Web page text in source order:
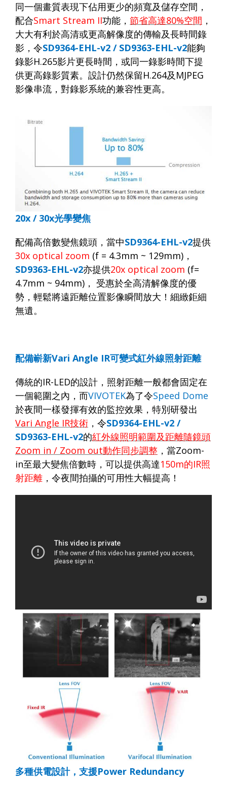
同一個畫質表現下佔用更少的頻寬及儲存空間，
配合Smart Stream II功能， 節省高達80%空間 ，
大大有利於高清或更高解像度的傳輸及長時間錄
影，令SD9364-EHL-v2 / SD9363-EHL-v2能夠
錄影H.265影片更長時間，或同一錄影時間下提
供更高錄影質素。設計仍然保留H.264及 MJPEG
影像串流，對錄影系統的兼容性更高。
20x / 30x光學變焦
配備高倍數變焦鏡頭，當中SD9364-EHL-v2提供
30x optical zoom (f = 4.3mm ~ 129mm) ，
SD9363-EHL-v2亦提供20x optical zoom (f=
4.7mm ~ 94mm) ， 受惠於全高清解像度的優
勢，輕鬆將遠距離位置影像瞬間放大！細緻鉅細
無遺。
配備嶄新Vari Angle IR可變式紅外線照射距離
傳統的IR-LED的設計，照射距離一般都會固定在
一個範圍之內，而VIVOTEK為了令Speed Dome
於夜間一樣發揮有效的監控效果，特別研發出
Vari Angle IR技術 ，令SD9364-EHL-v2 /
SD9363-EHL-v2的紅外線照明範圍及距離隨鏡頭
Zoom in / Zoom out動作同步調整 ，當Zoom-
in至最大變焦倍數時，可以提供高達150m的IR照
射距離 ，令夜間拍攝的可用性大幅提高！
多種供電設計，支援Power Redundancy